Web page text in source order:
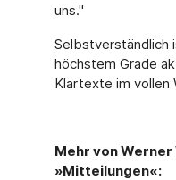
uns."
Selbstverständlich
höchstem Grade
Klartexte im vollen
Mehr von
»Mitteilungen«: